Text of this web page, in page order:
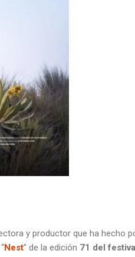
y productor que ha hecho
Nest” de la edición 71 del